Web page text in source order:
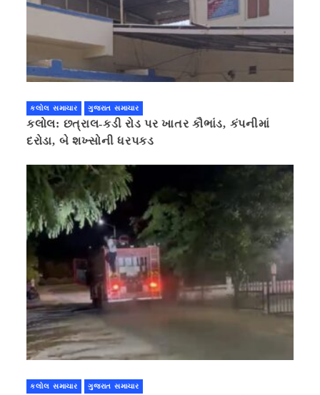
કલોલ સમાચાર ગુજરાત સમાચાર
કલોલ: છત્રાલ-કડી રોડ પર ખાતર કૌભાંડ, કંપનીમાં
દરોડા, બે શખ્સોની ધરપકડ
કલોલ સમાચાર ગુજરાત સમાચાર